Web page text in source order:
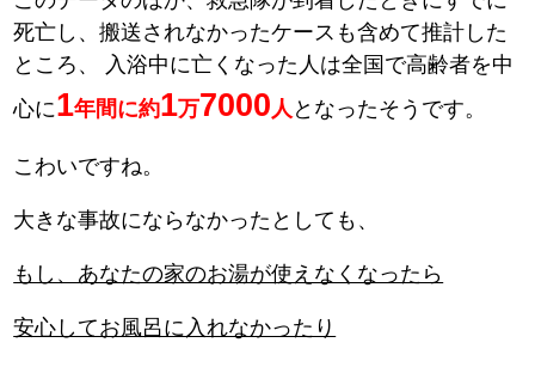
死亡し、搬送されなかったケースも含めて推計した
ところ、
入浴中に亡くなった人は全国で高齢者を中
心に1年間に約1万7000 人 となったそうです。
こわいですね。
大きな事故にならなかったとしても、
もし、あなたの家のお湯が使えなくなったら
安心してお風呂に入れなかったり